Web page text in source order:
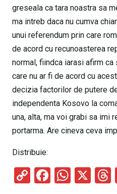
greseala ca tara noastra sa
ma intreb daca nu cumva
unui referendum prin care
de acord cu recunoasterea
normal, fiindca iarasi afirm
care nu ar fi de acord cu
decizia factorilor de putere
independenta Kosovo la
una, alta, ma voi grabi sa imi
portarma. Are cineva ceva
Distribuie:
C
F
W X